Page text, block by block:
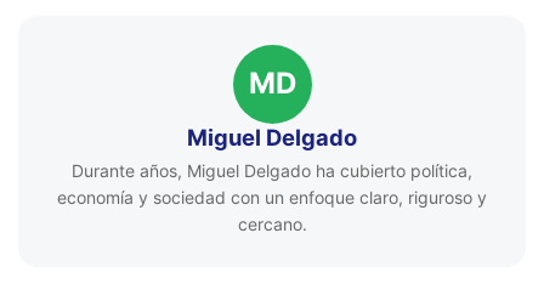
MD
Miguel Delgado
Durante años, Miguel Delgado ha cubierto política,
economía y sociedad con un enfoque claro, riguroso y
cercano.